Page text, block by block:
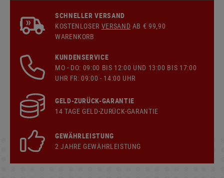
SCHNELLER VERSAND
KOSTENLOSER VERSAND AB € 99,90
WARENKORB
KUNDENSERVICE
MO - DO: 09:00 BIS 12:00 UND 13:00 BIS 17:00
UHR FR: 09:00 - 14:00 UHR
GELD-ZURÜCK-GARANTIE
14 TAGE GELD-ZURÜCK-GARANTIE
GEWÄHRLEISTUNG
2 JAHRE GEWÄHRLEISTUNG